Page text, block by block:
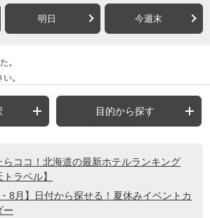
明日 今週末
。
。
目的から探す
らココ！北海道の最新ホテルランキング
トラベル】
・8月】日付から探せる！夏休みイベントカ
ー